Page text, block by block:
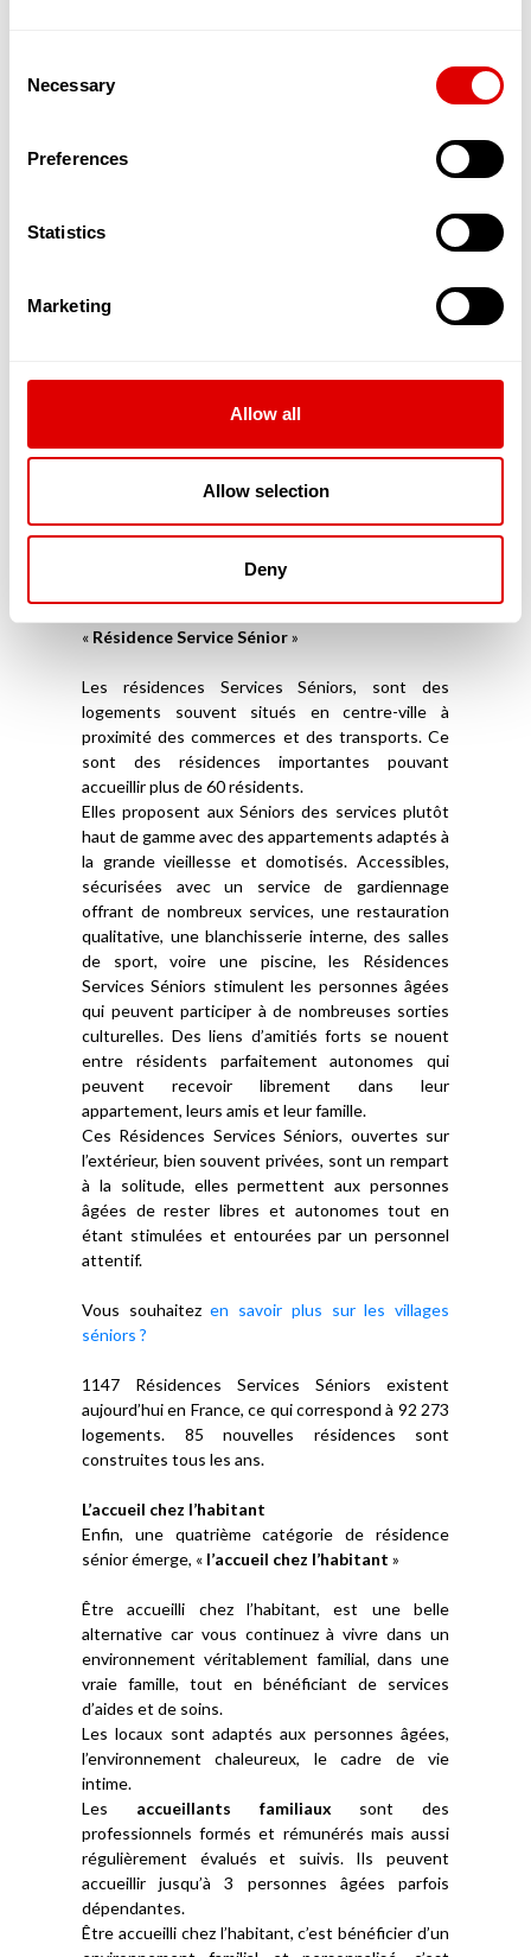
Selection
Necessary
Preferences
Statistics
Marketing
Allow all
Allow selection
Deny
de bénéficier d’un service leur permettant de
maintenir une activité physique, sociale et
Par ailleurs, des services d’aide à domicile dédiés
encadrés par une Maîtresse de Maison in situ,
offrent un suivi qualitatif de l’aide et des soins
Ces appartements accueillent donc des
personnes âgées autonomes dans un cadre
résidences modernes sont connectées aux
Souvent situés en centre-ville, ces appartements
ou maisonnées en coliving sont souvent privés et
ne font pas partie du secteur médico-social.
« Résidence Service Sénior»
Les résidences Services Séniors, sont des
logements souvent situés en centre-ville à
proximité des commerces et des transports. Ce
sont des résidences importantes pouvant
accueillir plus de 60 résidents.
Elles proposent aux Séniors des services plutôt
haut de gamme avec des appartements adaptés à
la grande vieillesse et domotisés. Accessibles,
sécurisées avec un service de gardiennage
offrant de nombreux services, une restauration
qualitative, une blanchisserie interne, des salles
de sport, voire une piscine, les Résidences
Services Séniors stimulent les personnes âgées
qui peuvent participer à de nombreuses sorties
culturelles. Des liens d’amitiés forts se nouent
entre résidents parfaitement autonomes qui
peuvent recevoir librement dans leur
appartement, leurs amis et leur famille.
Ces Résidences Services Séniors, ouvertes sur
l’extérieur, bien souvent privées, sont un rempart
à la solitude, elles permettent aux personnes
âgées de rester libres et autonomes tout en
étant stimulées et entourées par un personnel
attentif.
Vous souhaitezen savoir plus sur les villages
séniors ?
1147 Résidences Services Séniors existent
aujourd’hui en France, ce qui correspond à 92 273
logements. 85 nouvelles résidences sont
construites tous les ans.
L’accueil chez l’habitant
Enfin, une quatrième catégorie de résidence
sénior émerge, « l’accueil chez l’habitant »
Être accueilli chez l’habitant, est une belle
alternative car vous continuez à vivre dans un
environnement véritablement familial, dans une
vraie famille, tout en bénéficiant de services
d’aides et de soins.
Les locaux sont adaptés aux personnes âgées,
l’environnement chaleureux, le cadre de vie
intime.
Les accueillants familiaux sont des
professionnels formés et rémunérés mais aussi
régulièrement évalués et suivis. Ils peuvent
accueillir jusqu’à 3 personnes âgées parfois
dépendantes.
Être accueilli chez l’habitant, c’est bénéficier d’un